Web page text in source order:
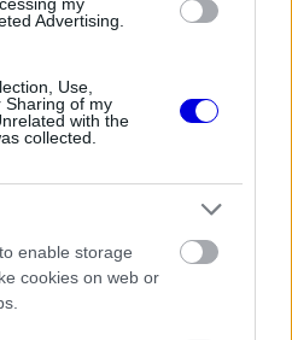
Advertising.
Use,
Sharing of my
with the
collected.
enable storage
cookies on web or
okok miatt nem